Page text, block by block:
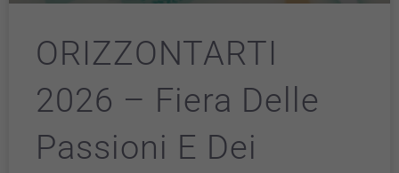
ORIZZONTARTI
2026 – Fiera Delle
Passioni E Dei